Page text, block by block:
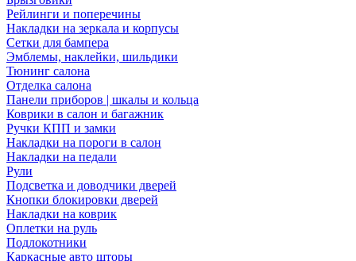
Рейлинги и поперечины
Накладки на зеркала и корпусы
Сетки для бампера
Эмблемы, наклейки, шильдики
Тюнинг салона
Отделка салона
Панели приборов | шкалы и кольца
Коврики в салон и багажник
Ручки КПП и замки
Накладки на пороги в салон
Накладки на педали
Рули
Подсветка и доводчики дверей
Кнопки блокировки дверей
Накладки на коврик
Оплетки на руль
Подлокотники
Каркасные авто шторы